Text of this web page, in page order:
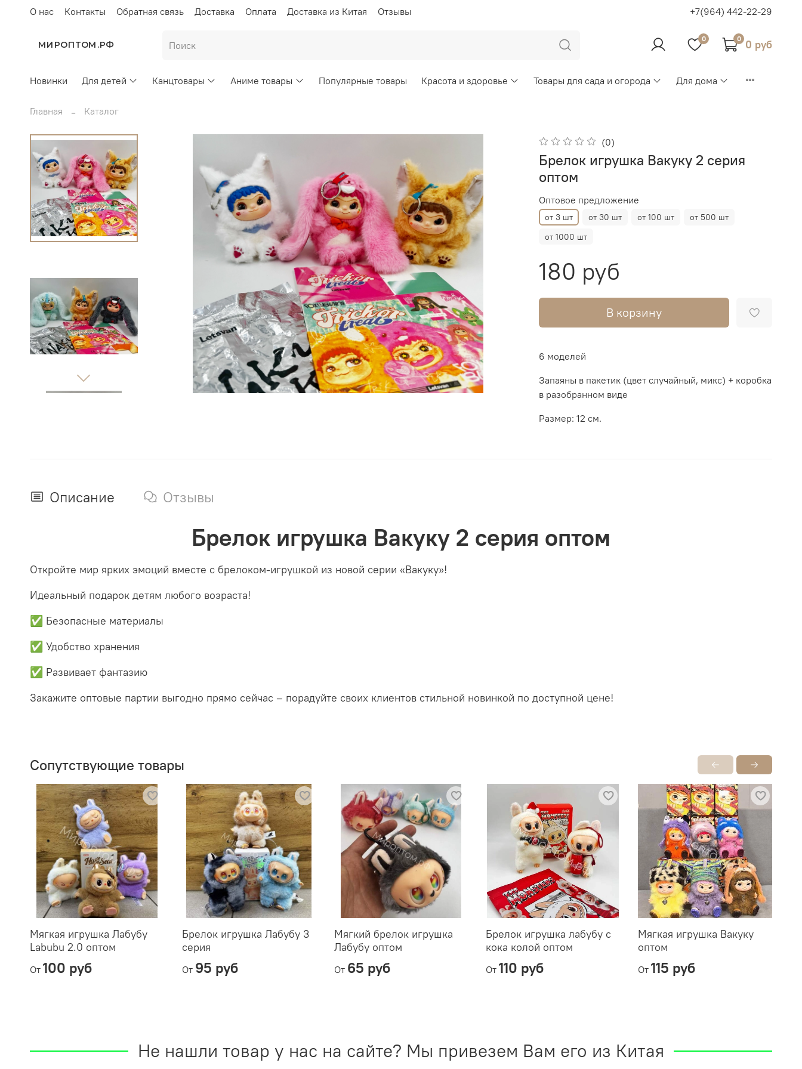
О нас Контакты Обратная связь Доставка Оплата Доставка из Китая Отзывы +7(964) 442-22-29
МИРОПТОМ.РФ
0 0 0 руб
Новинки Для детей Канцтовары Аниме товары Популярные товары Красота и здоровье Товары для сада и огорода Для дома
Главная Каталог
(0)
Брелок игрушка Вакуку 2 серия
оптом
Оптовое предложение
от 3 шт от 30 шт от 100 шт
от 500 шт
от 1000 шт
180 руб
В корзину
6 моделей
Запаяны в пакетик (цвет случайный, микс) + коробка
в разобранном виде
Размер: 12 см.
Описание Отзывы
Брелок игрушка Вакуку 2 серия оптом
Откройте мир ярких эмоций вместе с брелоком-игрушкой из новой серии «Вакуку»!
Идеальный подарок детям любого возраста!
✅ Безопасные материалы
✅ Удобство хранения
✅ Развивает фантазию
Закажите оптовые партии выгодно прямо сейчас – порадуйте своих клиентов стильной новинкой по доступной цене!
Сопутствующие товары
Мягкая игрушка Лабубу
Labubu 2.0 оптом
От 100 руб
Брелок игрушка Лабубу 3
серия
От 95 руб
Мягкий брелок игрушка
Лабубу оптом
От 65 руб
Брелок игрушка лабубу с
кока колой оптом
От 110 руб
Мягкая игрушка Вакуку
оптом
От 115 руб
Не нашли товар у нас на сайте? Мы привезем Вам его из Китая